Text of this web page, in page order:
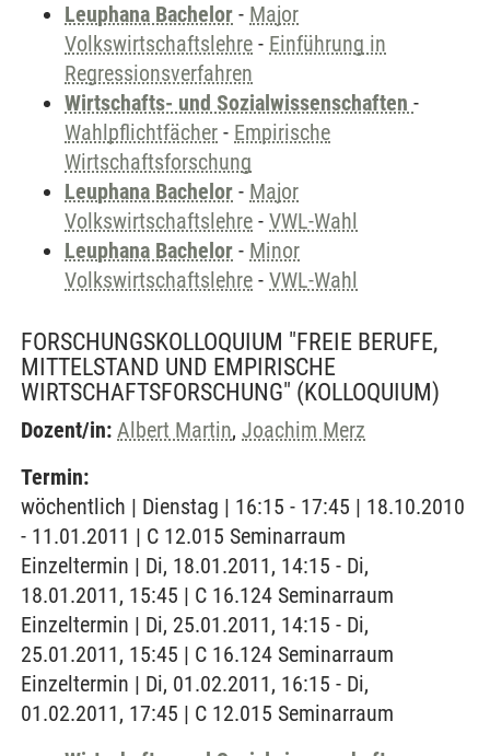
Leuphana Bachelor - Major
Volkswirtschaftslehre - Einführung in
Regressionsverfahren
Wirtschafts- und Sozialwissenschaften -
Wahlpflichtfächer - Empirische
Wirtschaftsforschung
Leuphana Bachelor - Major
Volkswirtschaftslehre - VWL-Wahl
Leuphana Bachelor - Minor
Volkswirtschaftslehre - VWL-Wahl
FORSCHUNGSKOLLOQUIUM "FREIE BERUFE,
MITTELSTAND UND EMPIRISCHE
WIRTSCHAFTSFORSCHUNG" (KOLLOQUIUM)
Dozent/in: Albert Martin, Joachim Merz
Termin:
wöchentlich | Dienstag | 16:15 - 17:45 | 18.10.2010
- 11.01.2011 | C 12.015 Seminarraum
Einzeltermin | Di, 18.01.2011, 14:15 - Di,
18.01.2011, 15:45 | C 16.124 Seminarraum
Einzeltermin | Di, 25.01.2011, 14:15 - Di,
25.01.2011, 15:45 | C 16.124 Seminarraum
Einzeltermin | Di, 01.02.2011, 16:15 - Di,
01.02.2011, 17:45 | C 12.015 Seminarraum